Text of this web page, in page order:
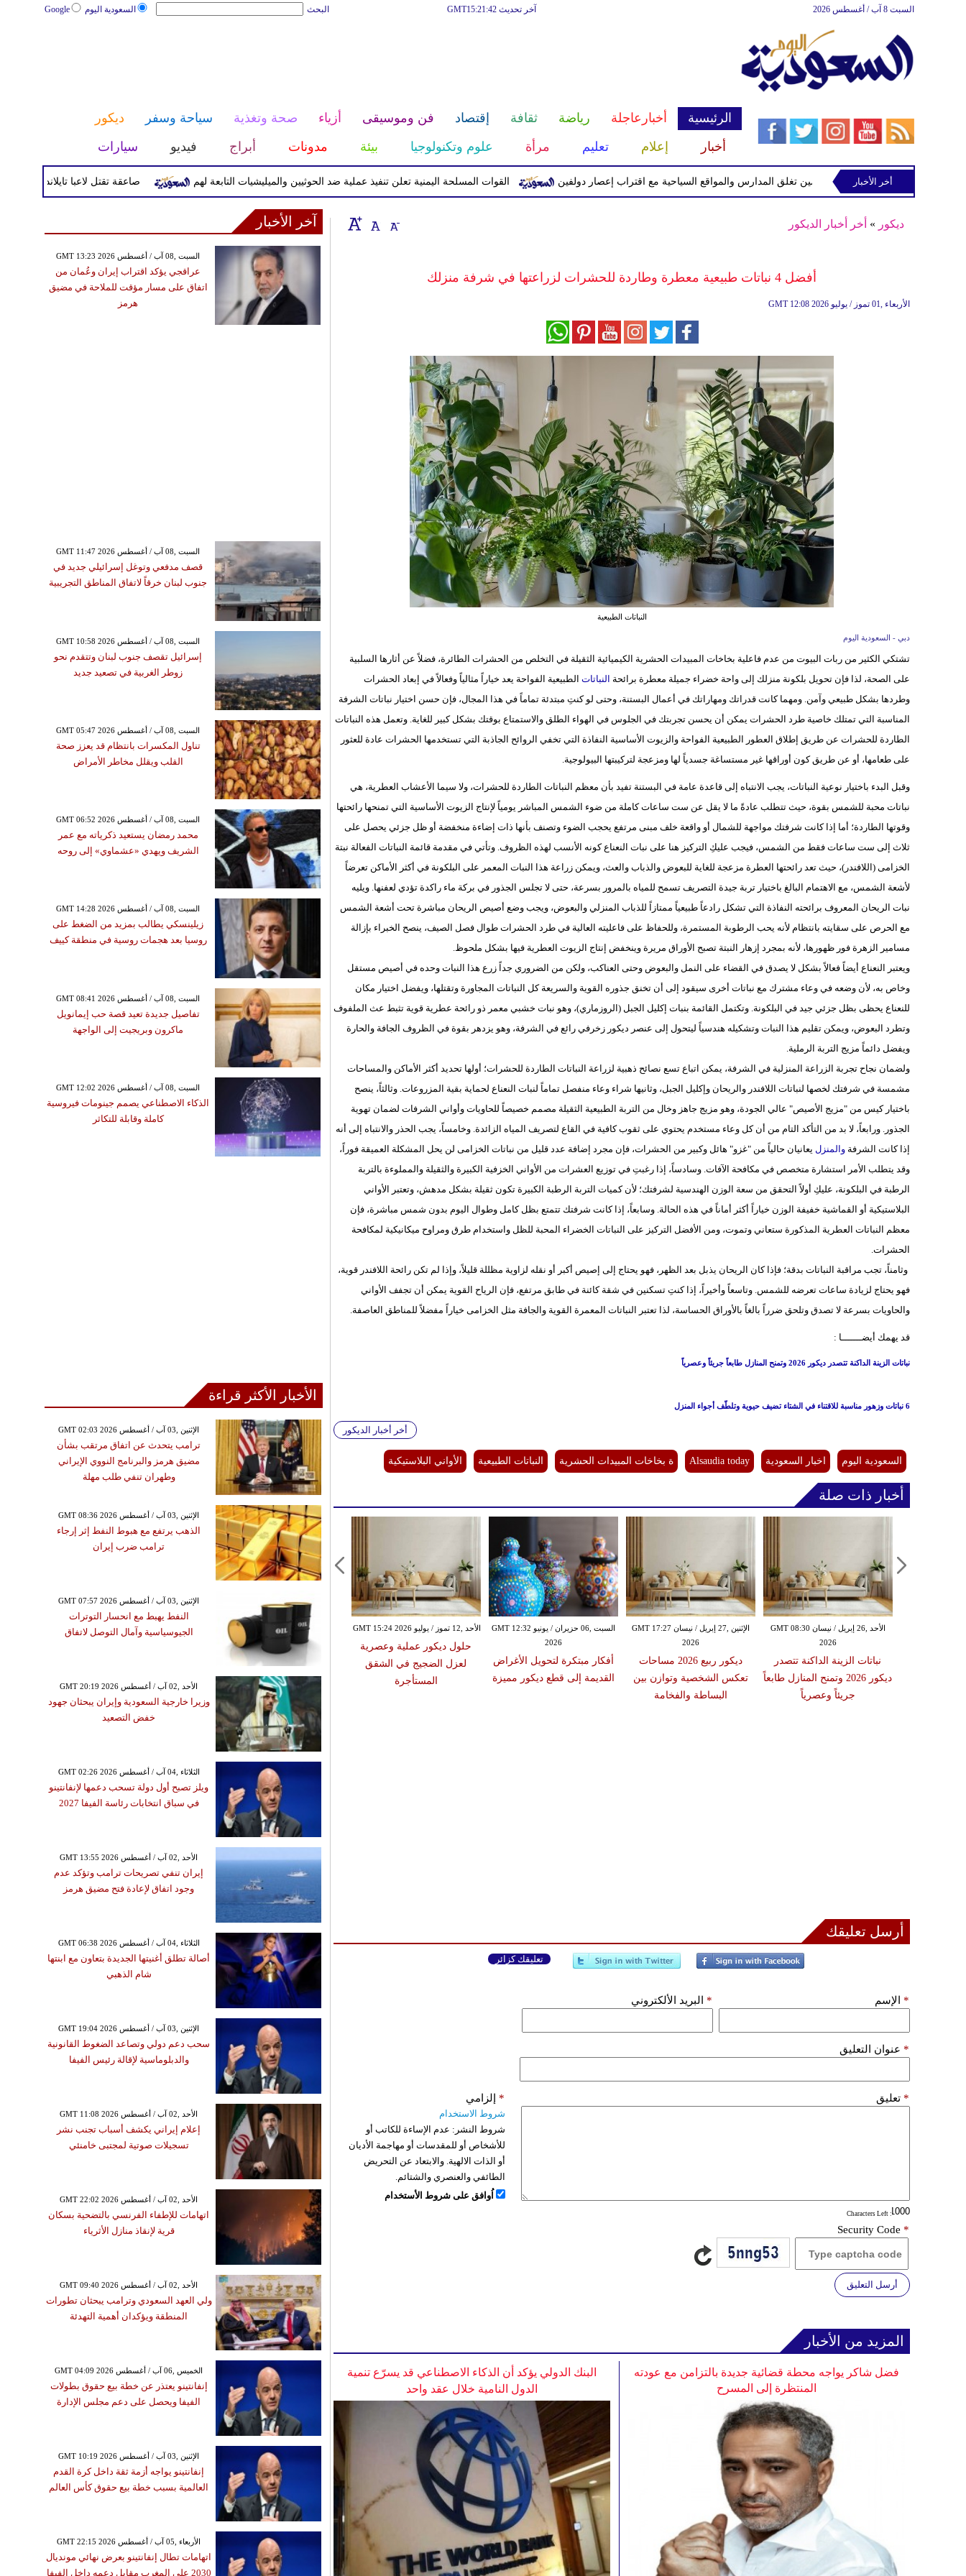
السعودية اليوم Google البحث آخر تحديث GMT15:21:42 السبت 8 آب / أغسطس 2026
الرئيسية أخبارعاجلة رياضة ثقافة إقتصاد فن وموسيقى أزياء صحة وتغذية سياحة وسفر
ديكور
أخبار
إعلام تعليم مرأة علوم وتكنولوجيا بيئة مدونات أبراج فيديو سيارات
صاعقة تقتل لاعبا تايلانديا وتصيب 12 آخرين خلال مباراة القوات المسلحة اليمنية تعلن تنفيذ عملية ضد الحوثيين والميليشيات التابعة لهم الصين تغلق المدارس والمواقع السياحية مع اقتراب إعصار دولفين أخر الأخبار
ديكور » أخر أخبار الديكور
أفضل 4 نباتات طبيعية معطرة وطاردة للحشرات لزراعتها في شرفة منزلك
GMT 12:08 2026 الأربعاء ,01 تموز / يوليو
النباتات الطبيعية
دبي - السعودية اليوم
تشتكي الكثير من ربات البيوت من عدم فاعلية بخاخات المبيدات الحشرية الكيميائية الثقيلة في التخلص من الحشرات الطائرة، فضلاً عن أثارها السلبية
على الصحة، لذا فإن تحويل بلكونة منزلك إلى واحة خضراء جميلة معطرة برائحة النباتات الطبيعية الفواحة يعد خياراً مثالياً وفعالاً في إبعاد الحشرات
وطردها بشكل طبيعي وآمن. ومهما كانت قدراتك ومهاراتك في أعمال البستنة، وحتى لو كنتِ مبتدئة تماماً في هذا المجال، فإن حسن اختيار نباتات الشرفة
المناسبة التي تمتلك خاصية طرد الحشرات يمكن أن يحسن تجربتك في الجلوس في الهواء الطلق والاستمتاع بوقتك بشكل كبير للغاية. وتعمل هذه النباتات
الطاردة للحشرات عن طريق إطلاق العطور الطبيعية الفواحة والزيوت الأساسية النفاذة التي تخفي الروائح الجاذبة التي تستخدمها الحشرات عادة للعثور
على طعامها، أو عن طريق كون أوراقها غير مستساغة جسدياً لها ومزعجة لتركيبتها البيولوجية.
وقبل البدء باختيار نوعية النباتات، يجب الانتباه إلى قاعدة عامة في البستنة تفيد بأن معظم النباتات الطاردة للحشرات، ولا سيما الأعشاب العطرية، هي
نباتات محبة للشمس بقوة، حيث تتطلب عادةً ما لا يقل عن ست ساعات كاملة من ضوء الشمس المباشر يومياً لإنتاج الزيوت الأساسية التي تمنحها رائحتها
وقوتها الطاردة؛ أما إذا كانت شرفتك مواجهة للشمال أو واقعة خلف مبنى مرتفع يحجب الضوء وتصنف بأنها ذات إضاءة منخفضة أو ظل جزئي يحصل على
ثلاث إلى ست ساعات فقط من الشمس، فيجب عليكِ التركيز هنا على نبات النعناع كونه الأنسب لهذه الظروف. وتأتي في مقدمة قائمة النباتات الفعالة نبتة
الخزامى (اللافندر)، حيث تعد رائحتها العطرة مزعجة للغاية للبعوض والذباب والعث، ويمكن زراعة هذا النبات المعمر على البلكونة في أكثر الأماكن تعرضاً
لأشعة الشمس، مع الاهتمام البالغ باختيار تربة جيدة التصريف تسمح للمياه بالمرور بسرعة، حتى لا تجلس الجذور في بركة ماء راكدة تؤدي لعفنها. ويليه
نبات الريحان المعروف برائحته النفاذة التي تشكل رادعاً طبيعياً ممتازاً للذباب المنزلي والبعوض، ويجب وضع أصيص الريحان مباشرة تحت أشعة الشمس
مع الحرص على سقايته بانتظام لأنه يحب الرطوبة المستمرة، وللحفاظ على فاعليته العالية في طرد الحشرات طوال فصل الصيف، ينصح الخبراء بإزالة
مسامير الزهرة فور ظهورها، لأنه بمجرد إزهار النبتة تصبح الأوراق مريرة وينخفض إنتاج الزيوت العطرية فيها بشكل ملحوظ.
ويعتبر النعناع أيضاً فعالاً بشكل لا يصدق في القضاء على النمل والبعوض وحتى العناكب، ولكن من الضروري جداً زرع هذا النبات وحده في أصيص مستقل
وخاص به، لأن وضعه في وعاء مشترك مع نباتات أخرى سيقود إلى أن تخنق جذوره القوية والسريعة كل النباتات المجاورة وتقتلها، ويفضل اختيار مكان
للنعناع يحظى بظل جزئي جيد في البلكونة. وتكتمل القائمة بنبات إكليل الجبل (الروزماري)، وهو نبات خشبي معمر ذو رائحة عطرية قوية تثبط عث الملفوف
وتطرد البعوض، ويمكن تقليم هذا النبات وتشكيله هندسياً ليتحول إلى عنصر ديكور زخرفي رائع في الشرفة، وهو يزدهر بقوة في الظروف الجافة والحارة
ويفضل دائماً مزيج التربة الرملية.
ولضمان نجاح تجربة الزراعة المنزلية في الشرفة، يمكن اتباع تسع نصائح ذهبية لزراعة النباتات الطاردة للحشرات؛ أولها تحديد أكثر الأماكن والمساحات
مشمسة في شرفتك لخصها لنباتات اللافندر والريحان وإكليل الجبل، وثانيها شراء وعاء منفصل تماماً لنبات النعناع لحماية بقية المزروعات. وثالثاً، ينصح
باختيار كيس من "مزيج الأصيص" عالي الجودة، وهو مزيج جاهز وخال من التربة الطبيعية الثقيلة مصمم خصيصاً للحاويات وأواني الشرفات لضمان تهوية
الجذور. ورابعاً، لا بد من التأكد التام من أن كل وعاء مستخدم يحتوي على ثقوب كافية في القاع لتصريف المياه الزائدة. وخامساً، يجب الحذر والانتباه إلى أنه
إذا كانت الشرفة والمنزل يعانيان حالياً من "غزو" هائل وكبير من الحشرات، فإن مجرد إضافة عدد قليل من نباتات الخزامى لن يحل المشكلة العميقة فوراً،
وقد يتطلب الأمر استشارة متخصص في مكافحة الآفات. وسادساً، إذا رغبتِ في توزيع العشرات من الأواني الخزفية الكبيرة والثقيلة والمملوءة بالتربة
الرطبة في البلكونة، عليكِ أولاً التحقق من سعة الوزن الهندسية لشرفتك؛ لأن كميات التربة الرطبة الكبيرة تكون ثقيلة بشكل مدهش، وتعتبر الأواني
البلاستيكية أو القماشية خفيفة الوزن خياراً أكثر أماناً في هذه الحالة. وسابعاً، إذا كانت شرفتك تتمتع بظل كامل وطوال اليوم بدون شمس مباشرة، فإن
معظم النباتات العطرية المذكورة ستعاني وتموت، ومن الأفضل التركيز على النباتات الخضراء المحبة للظل واستخدام طرق ومراوح ميكانيكية لمكافحة
الحشرات.
وثامناً، تجب مراقبة النباتات بدقة؛ فإذا كان الريحان يذبل بعد الظهر، فهو يحتاج إلى إصيص أكبر أو نقله لزاوية مظللة قليلاً، وإذا لم تكن رائحة اللافندر قوية،
فهو يحتاج لزيادة ساعات تعرضه للشمس. وتاسعاً وأخيراً، إذا كنتِ تسكنين في شقة كائنة في طابق مرتفع، فإن الرياح القوية يمكن أن تجفف الأواني
والحاويات بسرعة لا تصدق وتلحق ضرراً بالغاً بالأوراق الحساسة، لذا تعتبر النباتات المعمرة القوية والجافة مثل الخزامى خياراً مفضلاً للمناطق العاصفة.
قد يهمك أيضـــــــا :
نباتات الزينة الداكنة تتصدر ديكور 2026 وتمنح المنازل طابعاً جريئاً وعصرياً
6 نباتات وزهور مناسبة للاقتناء في الشتاء تضيف حيوية وتلطّف أجواء المنزل
أخر أخبار الديكور
السعودية اليوم اخبار السعودية Alsaudia today ة بخاخات المبيدات الحشرية النباتات الطبيعية الأواني البلاستيكية
أخبار ذات صلة
الأحد ,12 تموز / يوليو GMT 15:24 2026
حلول ديكور عملية وعصرية
لعزل الضجيج في الشقق
المستأجرة
السبت ,06 حزيران / يونيو GMT 12:32
2026
أفكار مبتكرة لتحويل الأغراض
القديمة إلى قطع ديكور مميزة
الإثنين ,27 إبريل / نيسان GMT 17:27
2026
ديكور ربيع 2026 مساحات
تعكس الشخصية وتوازن بين
البساطة والفخامة
الأحد ,26 إبريل / نيسان GMT 08:30
2026
نباتات الزينة الداكنة تتصدر
ديكور 2026 وتمنح المنازل طابعاً
جريئاً وعصرياً
أرسل تعليقك
تعليقك كزائر
الإسم * البريد الألكتروني *
عنوان التعليق *
تعليق *
: Characters Left
إلزامي *
شروط الاستخدام
شروط النشر: عدم الإساءة للكاتب أو
للأشخاص أو للمقدسات أو مهاجمة الأديان
أو الذات الالهية. والابتعاد عن التحريض
الطائفي والعنصري والشتائم.
اُوافق على شروط الأستخدام
Security Code *
أرسل التعليق
المزيد من الأخبار
البنك الدولي يؤكد أن الذكاء الاصطناعي قد يسرّع تنمية
الدول النامية خلال عقد واحد
فضل شاكر يواجه محطة قضائية جديدة بالتزامن مع عودته
المنتظرة إلى المسرح
آخر الأخبار
GMT 13:23 2026 السبت ,08 آب / أغسطس
عراقجي يؤكد اقتراب إيران وعُمان من
اتفاق على مسار مؤقت للملاحة في مضيق
هرمز
GMT 11:47 2026 السبت ,08 آب / أغسطس
قصف مدفعي وتوغل إسرائيلي جديد في
جنوب لبنان خرقاً لاتفاق المناطق التجريبية
GMT 10:58 2026 السبت ,08 آب / أغسطس
إسرائيل تقصف جنوب لبنان وتتقدم نحو
زوطر الغربية في تصعيد جديد
GMT 05:47 2026 السبت ,08 آب / أغسطس
تناول المكسرات بانتظام قد يعزز صحة
القلب ويقلل مخاطر الأمراض
GMT 06:52 2026 السبت ,08 آب / أغسطس
محمد رمضان يستعيد ذكرياته مع عمر
الشريف ويهدي «عشماوي» إلى روحه
GMT 14:28 2026 السبت ,08 آب / أغسطس
زيلينسكي يطالب بمزيد من الضغط على
روسيا بعد هجمات روسية في منطقة كييف
GMT 08:41 2026 السبت ,08 آب / أغسطس
تفاصيل جديدة تعيد قصة حب إيمانويل
ماكرون وبريجيت إلى الواجهة
GMT 12:02 2026 السبت ,08 آب / أغسطس
الذكاء الاصطناعي يصمم جينومات فيروسية
كاملة وقابلة للتكاثر
الأخبار الأكثر قراءة
GMT 02:03 2026 الإثنين ,03 آب / أغسطس
ترامب يتحدث عن اتفاق مرتقب بشأن
مضيق هرمز والبرنامج النووي الإيراني
وطهران تنفي طلب مهلة
GMT 08:36 2026 الإثنين ,03 آب / أغسطس
الذهب يرتفع مع هبوط النفط إثر إرجاء
ترامب ضرب إيران
GMT 07:57 2026 الإثنين ,03 آب / أغسطس
النفط يهبط مع انحسار التوترات
الجيوسياسية وآمال التوصل لاتفاق
GMT 20:19 2026 الأحد ,02 آب / أغسطس
وزيرا خارجية السعودية وإيران يبحثان جهود
خفض التصعيد
GMT 02:26 2026 الثلاثاء ,04 آب / أغسطس
ويلز تصبح أول دولة تسحب دعمها لإنفانتينو
في سباق انتخابات رئاسة الفيفا 2027
GMT 13:55 2026 الأحد ,02 آب / أغسطس
إيران تنفي تصريحات ترامب وتؤكد عدم
وجود اتفاق لإعادة فتح مضيق هرمز
GMT 06:38 2026 الثلاثاء ,04 آب / أغسطس
أصالة تطلق أغنيتها الجديدة بتعاون مع ابنتها
شام الذهبي
GMT 19:04 2026 الإثنين ,03 آب / أغسطس
سحب دعم دولي وتصاعد الضغوط القانونية
والدبلوماسية لإقالة رئيس الفيفا
GMT 11:08 2026 الأحد ,02 آب / أغسطس
إعلام إيراني يكشف أسباب تجنب نشر
تسجيلات صوتية لمجتبى خامنئي
GMT 22:02 2026 الأحد ,02 آب / أغسطس
اتهامات للإطفاء الفرنسي بالتضحية بسكان
قرية لإنقاذ منازل الأثرياء
GMT 09:40 2026 الأحد ,02 آب / أغسطس
ولي العهد السعودي وترامب يبحثان تطورات
المنطقة ويؤكدان أهمية التهدئة
GMT 04:09 2026 الخميس ,06 آب / أغسطس
إنفانتينو يعتذر عن خطة بيع حقوق بطولات
الفيفا ويحصل على دعم مجلس الإدارة
GMT 10:19 2026 الإثنين ,03 آب / أغسطس
إنفانتينو يواجه أزمة ثقة داخل كرة القدم
العالمية بسبب خطة بيع حقوق كأس العالم
GMT 22:15 2026 الأربعاء ,05 آب / أغسطس
اتهامات تطال إنفانتينو بعرض نهائي مونديال
2030 على المغرب مقابل دعمه داخل الفيفا